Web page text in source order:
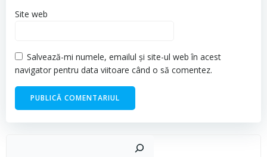
Site web
Salvează-mi numele, emailul și site-ul web în acest
navigator pentru data viitoare când o să comentez.